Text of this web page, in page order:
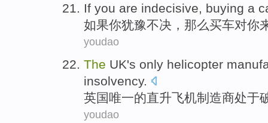
If you are indecisive, buying a
如果你犹豫不决 ，那么买车对你
youdao
The UK's only helicopter
insolvency.
英国唯一的直升飞机制造商处于
youdao